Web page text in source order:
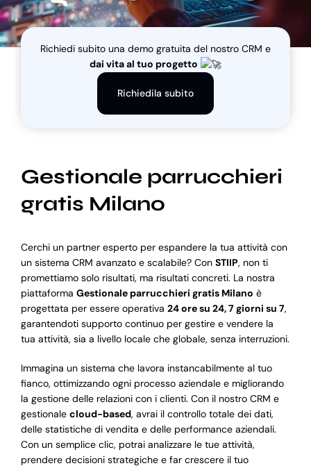
Blog
Richiedi subito una demo gratuita del nostro CRM e
dai vita al tuo progetto
Richiedila subito
Gestionale parrucchieri
gratis Milano
Cerchi un partner esperto per espandere la tua attività con
un sistema CRM avanzato e scalabile? Con STIIP, non ti
promettiamo solo risultati, ma risultati concreti. La nostra
piattaforma Gestionale parrucchieri gratis Milano è
progettata per essere operativa 24 ore su 24, 7 giorni su 7,
garantendoti supporto continuo per gestire e vendere la
tua attività, sia a livello locale che globale, senza interruzioni.
Immagina un sistema che lavora instancabilmente al tuo
fianco, ottimizzando ogni processo aziendale e migliorando
la gestione delle relazioni con i clienti. Con il nostro CRM e
gestionale cloud-based, avrai il controllo totale dei dati,
delle statistiche di vendita e delle performance aziendali.
Con un semplice clic, potrai analizzare le tue attività,
prendere decisioni strategiche e far crescere il tuo